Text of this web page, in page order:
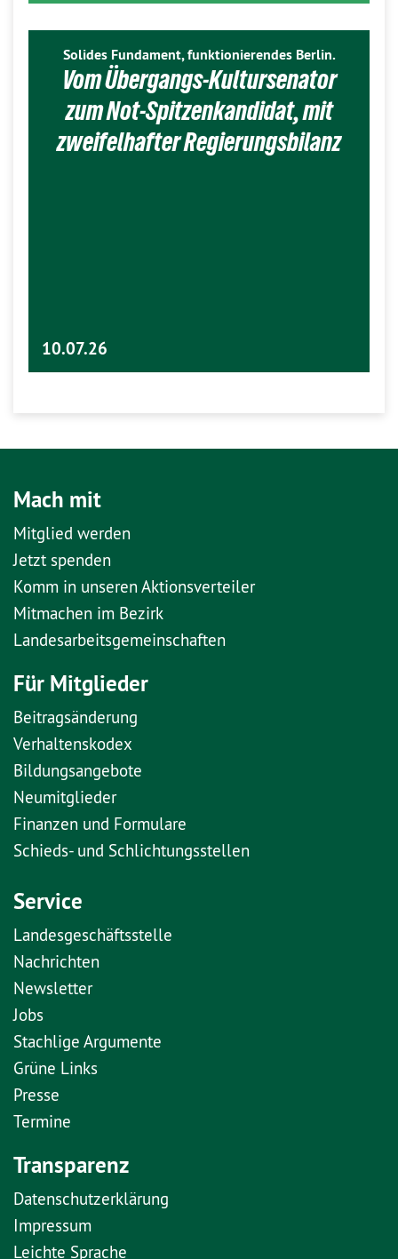
Solides Fundament, funktionierendes Berlin.
Vom Übergangs-Kultursenator
zum Not-Spitzenkandidat, mit
zweifelhafter Regierungsbilanz
10.07.26
Mach mit
Mitglied werden
Jetzt spenden
Komm in unseren Aktionsverteiler
Mitmachen im Bezirk
Landesarbeitsgemeinschaften
Für Mitglieder
Beitragsänderung
Verhaltenskodex
Bildungsangebote
Neumitglieder
Finanzen und Formulare
Schieds- und Schlichtungsstellen
Service
Landesgeschäftsstelle
Nachrichten
Newsletter
Jobs
Stachlige Argumente
Grüne Links
Presse
Termine
Transparenz
Datenschutzerklärung
Impressum
Leichte Sprache